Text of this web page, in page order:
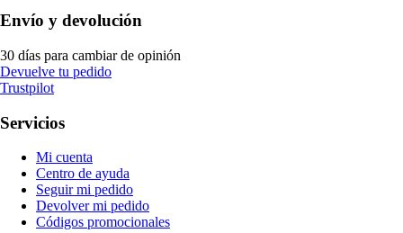
Envío y devolución
30 días para cambiar de opinión
Devuelve tu pedido
Trustpilot
Servicios
Mi cuenta
Centro de ayuda
Seguir mi pedido
Devolver mi pedido
Códigos promocionales